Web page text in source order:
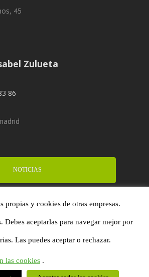
45
Zulueta
86
NOTICIAS
UN PROYECTO
DONA
propias y cookies de otras empresas.
Debes aceptarlas para navegar mejor por
Las puedes aceptar o rechazar.
las cookies .